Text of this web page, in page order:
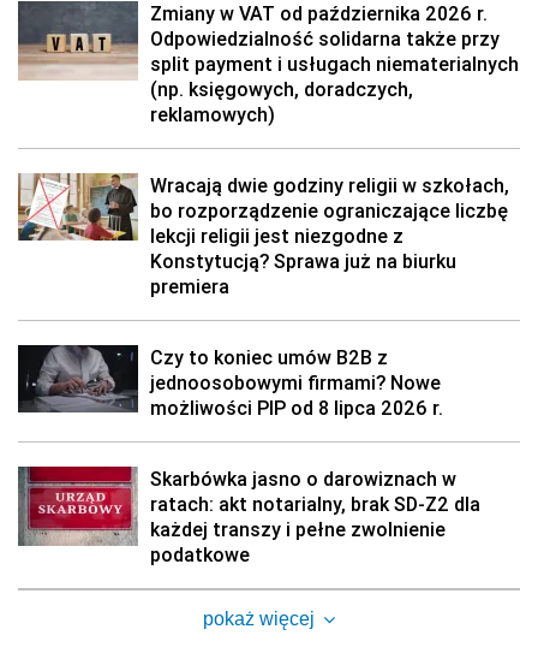
Zmiany w VAT od października 2026 r.
Odpowiedzialność solidarna także przy
split payment i usługach niematerialnych
(np. księgowych, doradczych,
reklamowych)
Wracają dwie godziny religii w szkołach,
bo rozporządzenie ograniczające liczbę
lekcji religii jest niezgodne z
Konstytucją? Sprawa już na biurku
premiera
Czy to koniec umów B2B z
jednoosobowymi firmami? Nowe
możliwości PIP od 8 lipca 2026 r.
Skarbówka jasno o darowiznach w
ratach: akt notarialny, brak SD-Z2 dla
każdej transzy i pełne zwolnienie
podatkowe
pokaż więcej